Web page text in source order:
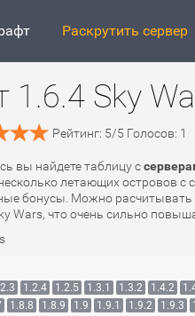
Раскрутить сервер
Sky
Рейтинг: 5/5 Голосов: 1
вы найдете таблицу с
летающих островов
бонусы. Можно
что очень сильно
1.2.4 1.2.5 1.3.1 1.3.2 1.4.2
1.8.8 1.8.9 1.9 1.9.1 1.9.2 1.9.3